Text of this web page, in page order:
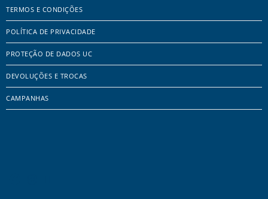
TERMOS E CONDIÇÕES
POLÍTICA DE PRIVACIDADE
PROTEÇÃO DE DADOS UC
DEVOLUÇÕES E TROCAS
CAMPANHAS